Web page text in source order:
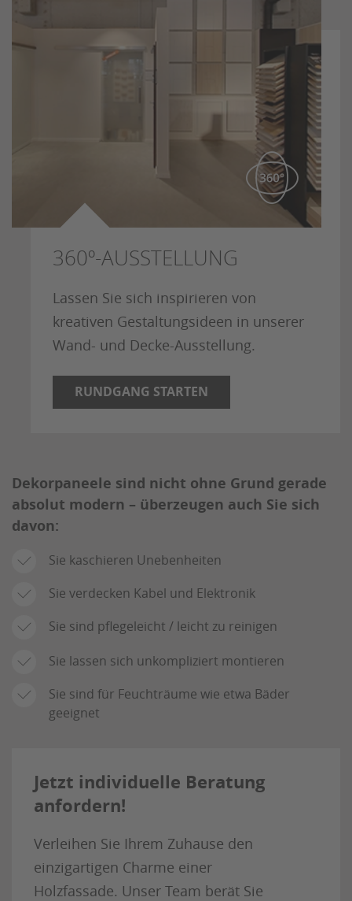
360º-AUSSTELLUNG
Lassen Sie sich inspirieren von
kreativen Gestaltungsideen in unserer
Wand- und Decke-Ausstellung.
RUNDGANG STARTEN
Dekorpaneele sind nicht ohne Grund gerade
absolut modern – überzeugen auch Sie sich
davon:
Sie kaschieren Unebenheiten
Sie verdecken Kabel und Elektronik
Sie sind pflegeleicht / leicht zu reinigen
Sie lassen sich unkompliziert montieren
Sie sind für Feuchträume wie etwa Bäder
geeignet
Jetzt individuelle Beratung
anfordern!
Verleihen Sie Ihrem Zuhause den
einzigartigen Charme einer
Holzfassade. Unser Team berät Sie